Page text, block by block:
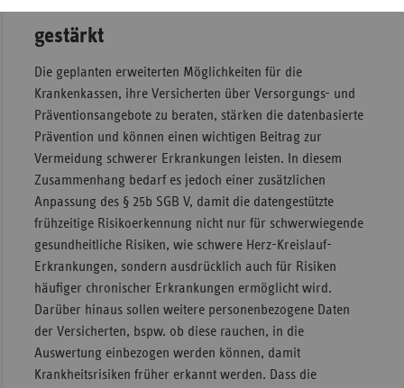
gestärkt
Die geplanten erweiterten Möglichkeiten für die
Krankenkassen, ihre Versicherten über Versorgungs- und
Präventionsangebote zu beraten, stärken die datenbasierte
Prävention und können einen wichtigen Beitrag zur
Vermeidung schwerer Erkrankungen leisten. In diesem
Zusammenhang bedarf es jedoch einer zusätzlichen
Anpassung des § 25b SGB V, damit die datengestützte
frühzeitige Risikoerkennung nicht nur für schwerwiegende
gesundheitliche Risiken, wie schwere Herz-Kreislauf-
Erkrankungen, sondern ausdrücklich auch für Risiken
häufiger chronischer Erkrankungen ermöglicht wird.
Darüber hinaus sollen weitere personenbezogene Daten
der Versicherten, bspw. ob diese rauchen, in die
Auswertung einbezogen werden können, damit
Krankheitsrisiken früher erkannt werden. Dass die